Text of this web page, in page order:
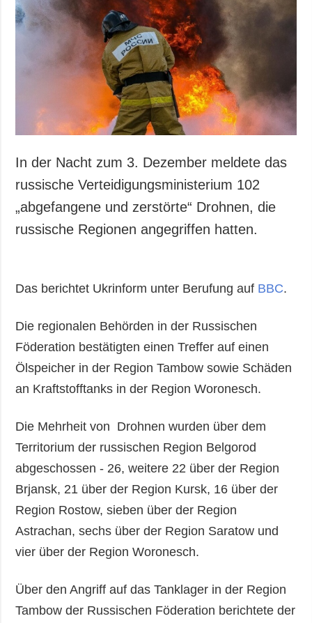
In der Nacht zum 3. Dezember meldete das
russische Verteidigungsministerium 102
„abgefangene und zerstörte“ Drohnen, die
russische Regionen angegriffen hatten.
Das berichtet Ukrinform unter Berufung auf BBC.
Die regionalen Behörden in der Russischen
Föderation bestätigten einen Treffer auf einen
Ölspeicher in der Region Tambow sowie Schäden
an Kraftstofftanks in der Region Woronesch.
Die Mehrheit von Drohnen wurden über dem
Territorium der russischen Region Belgorod
abgeschossen - 26, weitere 22 über der Region
Brjansk, 21 über der Region Kursk, 16 über der
Region Rostow, sieben über der Region
Astrachan, sechs über der Region Saratow und
vier über der Region Woronesch.
Über den Angriff auf das Tanklager in der Region
Tambow der Russischen Föderation berichtete der